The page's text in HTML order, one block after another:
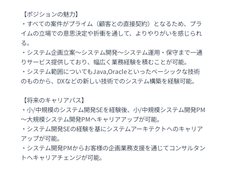
【ポジションの魅力】
・すべての案件がプライム（顧客との直接契約）となるため、プラ
イムの立場での意思決定や折衝を通して、よりやりがいを感じられ
る。
・システム企画立案～システム開発～システム運用・保守まで一通
りサービス提供しており、幅広く業務経験を積むことが可能。
・システム範囲についてもJava,Oracleといったベーシックな技術
のものから、DXなどの新しい技術でのシステム構築を経験可能。
【将来のキャリアパス】
・小/中規模のシステム開発SEを経験後、小/中規模システム開発PM
～大規模システム開発PMへキャリアアップが可能。
・システム開発SEの経験を基にシステムアーキテクトへのキャリア
アップが可能。
・システム開発PMからお客様の企画業務支援を通じてコンサルタン
トへキャリアチェンジが可能。